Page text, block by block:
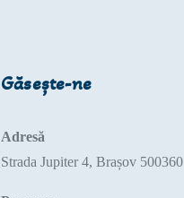
Găsește-ne
Adresă
Strada Jupiter 4, Brașov 500360